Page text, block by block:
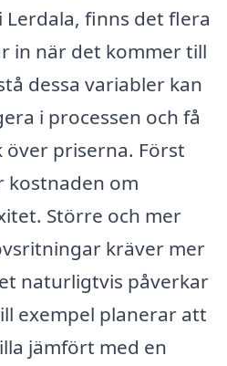
finns det flera
in när det kommer till
dessa variabler kan
i processen och få
priserna. Först
kostnaden om
Större och mer
kräver mer
naturligtvis påverkar
exempel planerar att
jämfört med en